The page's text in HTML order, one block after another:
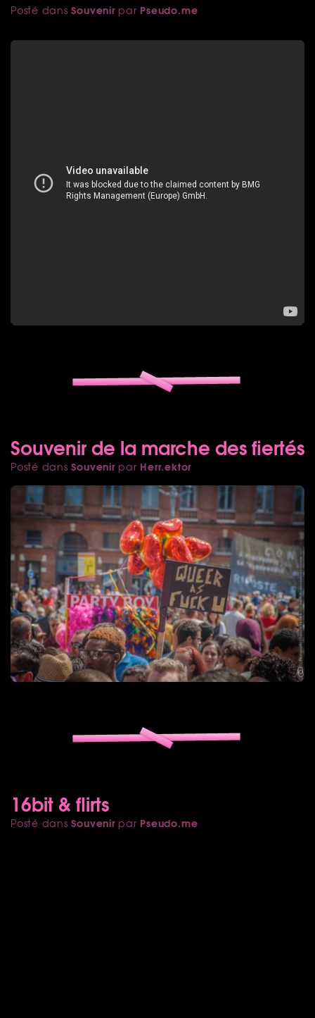
Posté dansSouvenirpar Pseudo.me
Souvenir de la marche des fiertés
Posté dansSouvenirpar Herr.ektor
16bit & flirts
Posté dansSouvenirpar Pseudo.me